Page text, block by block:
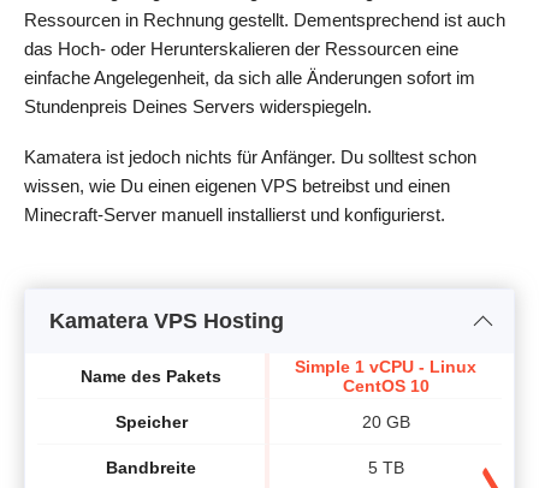
Ressourcen in Rechnung gestellt. Dementsprechend ist auch
das Hoch- oder Herunterskalieren der Ressourcen eine
einfache Angelegenheit, da sich alle Änderungen sofort im
Stundenpreis Deines Servers widerspiegeln.
Kamatera ist jedoch nichts für Anfänger. Du solltest schon
wissen, wie Du einen eigenen VPS betreibst und einen
Minecraft-Server manuell installierst und konfigurierst.
Kamatera VPS Hosting
Name des Pakets
Speicher
Bandbreite
Simple 1 vCPU - Linux
CentOS 10
20 GB
5 TB